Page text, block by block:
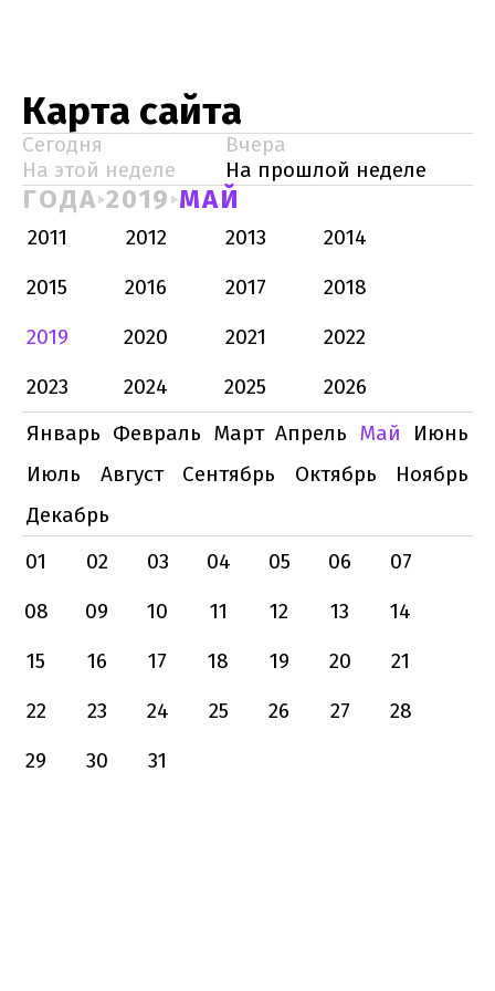
Карта сайта
Сегодня
Вчера
На этой неделе
На прошлой неделе
ГОДА 2019 МАЙ
2011 2012 2013
2014
2015
2016 2017
2018
2019
2020 2021
2022
2023
2024 2025
2026
Январь Февраль Март Апрель Май
Июнь
Июль
Август Сентябрь Октябрь
Ноябрь
Декабрь
01
02 03 04 05 06
07
08
09 10 11 12 13
14
15
16 17 18 19 20
21
22
23 24 25 26 27
28
29
30 31